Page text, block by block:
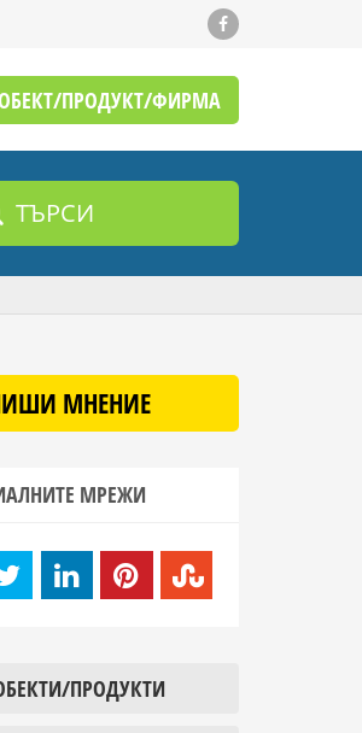
ПРОДУКТ/ФИРМА
ТЪРСИ
МНЕНИЕ
МРЕЖИ
ПРОДУКТИ